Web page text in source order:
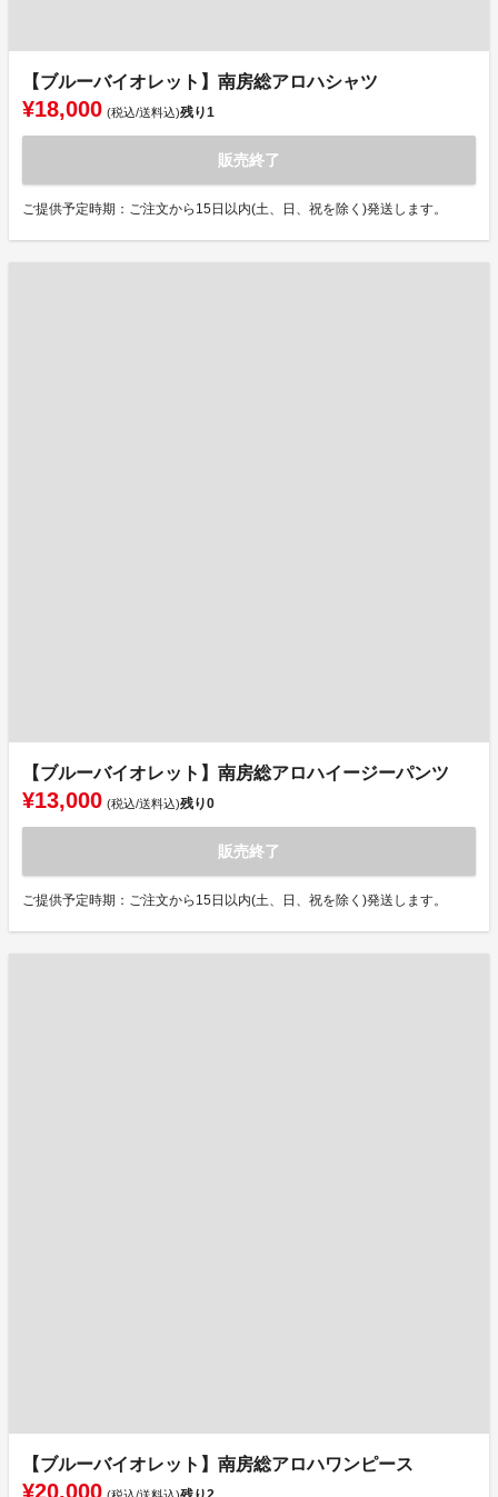
【ブルーバイオレット】南房総アロハシャツ
¥18,000 (税込/送料込)残り1
販売終了
ご提供予定時期：ご注文から15日以内(土、日、祝を除く)発送します。
【ブルーバイオレット】南房総アロハイージーパンツ
¥13,000 (税込/送料込)残り0
販売終了
ご提供予定時期：ご注文から15日以内(土、日、祝を除く)発送します。
【ブルーバイオレット】南房総アロハワンピース
¥20,000